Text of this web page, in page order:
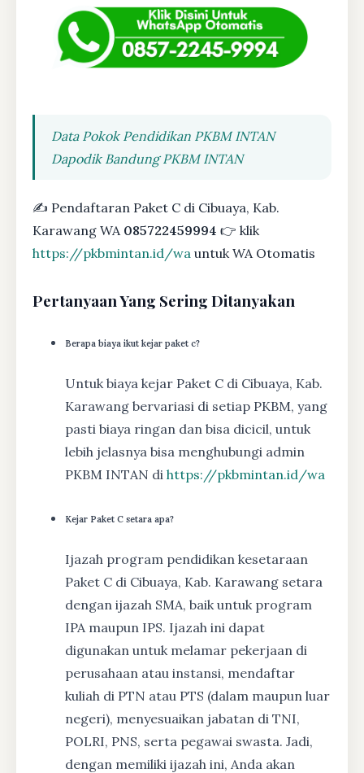
Data Pokok Pendidikan PKBM INTAN
Dapodik Bandung PKBM INTAN
✍ Pendaftaran Paket C di Cibuaya, Kab.
Karawang WA 085722459994 👉 klik
https://pkbmintan.id/wa untuk WA Otomatis
Pertanyaan Yang Sering Ditanyakan
Berapa biaya ikut kejar paket c?
Untuk biaya kejar Paket C di Cibuaya, Kab.
Karawang bervariasi di setiap PKBM, yang
pasti biaya ringan dan bisa dicicil, untuk
lebih jelasnya bisa menghubungi admin
PKBM INTAN di https://pkbmintan.id/wa
Kejar Paket C setara apa?
Ijazah program pendidikan kesetaraan
Paket C di Cibuaya, Kab. Karawang setara
dengan ijazah SMA, baik untuk program
IPA maupun IPS. Ijazah ini dapat
digunakan untuk melamar pekerjaan di
perusahaan atau instansi, mendaftar
kuliah di PTN atau PTS (dalam maupun luar
negeri), menyesuaikan jabatan di TNI,
POLRI, PNS, serta pegawai swasta. Jadi,
dengan memiliki ijazah ini, Anda akan